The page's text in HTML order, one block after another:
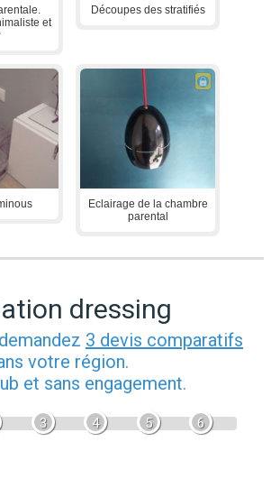
et
Découpes des stratifiés
Eclairage de la chambre
parental
dressing
3 devis comparatifs
votre région.
et sans engagement.
3 4 5 6